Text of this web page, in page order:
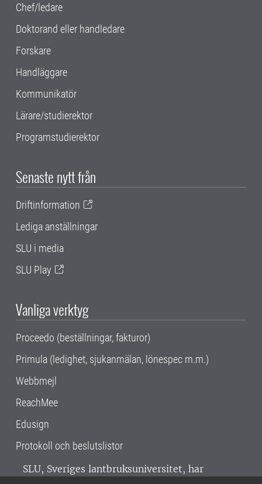
Chef/ledare
Doktorand eller handledare
Forskare
Handläggare
Kommunikatör
Lärare/studierektor
Programstudierektor
Senaste nytt från
Driftinformation
Lediga anställningar
SLU i media
SLU Play
Vanliga verktyg
Proceedo (beställningar, fakturor)
Primula (ledighet, sjukanmälan, lönespec m.m.)
Webbmejl
ReachMee
Edusign
Protokoll och beslutslistor
SLU, Sveriges lantbruksuniversitet, har